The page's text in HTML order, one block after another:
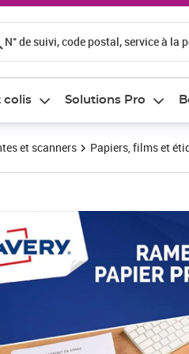
N° de suivi, code postal, service à la
colis Solutions Pro
et scanners Papiers, films et